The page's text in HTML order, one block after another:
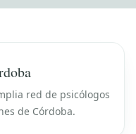
red de psicólogos
de Córdoba.